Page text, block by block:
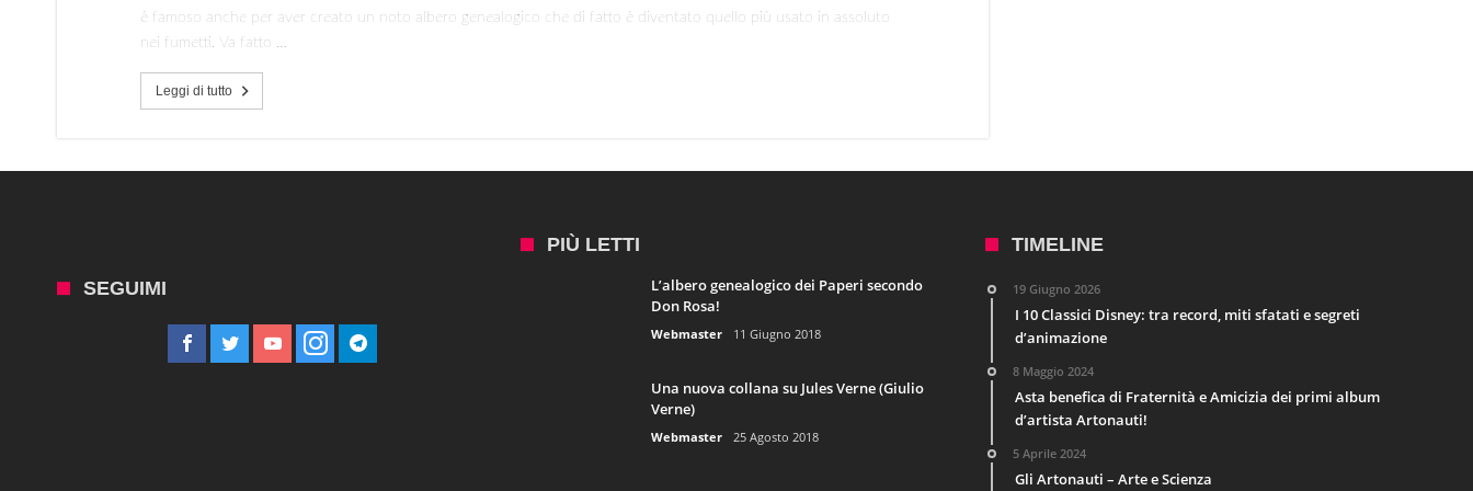
è famoso anche per aver creato un noto albero genealogico che di fatto è diventato quello più usato in assoluto
nei fumetti. Va fatto …
Leggi di tutto
SEGUIMI
PIÙ LETTI
L’albero genealogico dei Paperi secondo
Don Rosa!
Webmaster 11 Giugno 2018
Una nuova collana su Jules Verne (Giulio
Verne)
Webmaster 25 Agosto 2018
TIMELINE
19 Giugno 2026
I 10 Classici Disney: tra record, miti sfatati e segreti
d’animazione
8 Maggio 2024
Asta benefica di Fraternità e Amicizia dei primi album
d’artista Artonauti!
5 Aprile 2024
Gli Artonauti – Arte e Scienza